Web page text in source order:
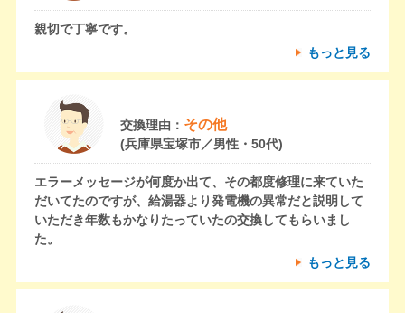
親切で丁寧です。
もっと見る
交換理由： その他
(兵庫県宝塚市／男性・50代)
エラーメッセージが何度か出て、その都度修理に来ていた
だいてたのですが、給湯器より発電機の異常だと説明して
いただき年数もかなりたっていたの交換してもらいまし
た。
もっと見る